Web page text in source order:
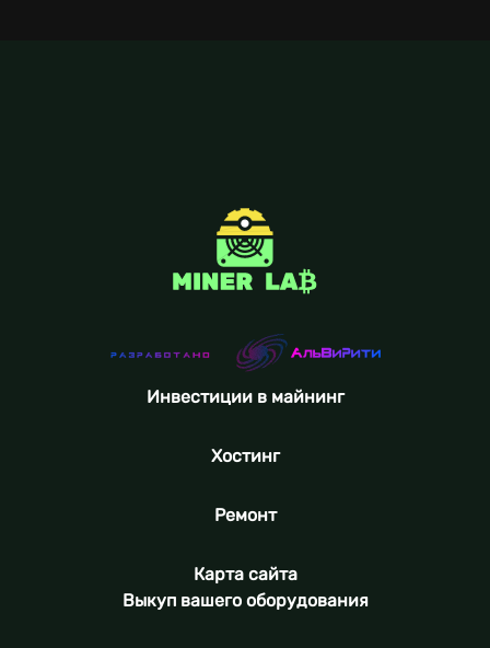
Инвестиции в майнинг
Хостинг
Ремонт
Карта сайта
Выкуп вашего оборудования